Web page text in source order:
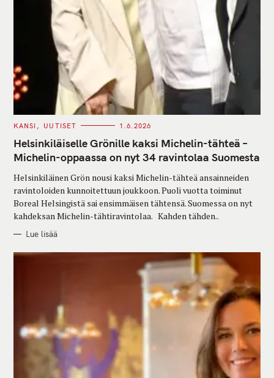
C
T
E
G
O
I
E
S
KANSI UUTISET 1.6.2026
Helsinkiläiselle Grönille kaksi Michelin-tähteä –
Michelin-oppaassa on nyt 34 ravintolaa Suomesta
Helsinkiläinen Grön nousi kaksi Michelin-tähteä ansainneiden
ravintoloiden kunnoitettuun joukkoon. Puoli vuotta toiminut
Boreal Helsingistä sai ensimmäisen tähtensä. Suomessa on nyt
kahdeksan Michelin-tähtiravintolaa. Kahden tähden..
Lue lisää